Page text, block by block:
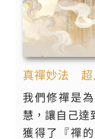
真禪妙法 超
我們修禪是
慧，讓自己達
獲得了『禪